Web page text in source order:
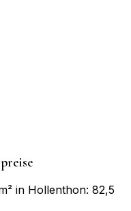
in Hollenthon: 82,5